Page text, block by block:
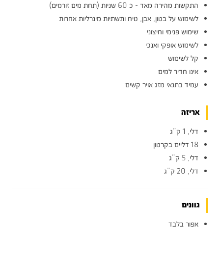
התקשות מהירה מאד - כ 60 שניות (תחת מים זורמים)
לשימוש על בטון, אבן, טיח ותשתיות מינרליות אחרות
שימוש פנימי וחיצוני
לשימוש אופקי ואנכי
קל לשימוש
אינו חדיר למים
עמיד בתנאי מזג אויר קשים
אריזה
דלי, 1 ק”ג
18 דליים בקרטון
דלי, 5 ק”ג
דלי, 20 ק”ג
גוונים
אפור בלבד